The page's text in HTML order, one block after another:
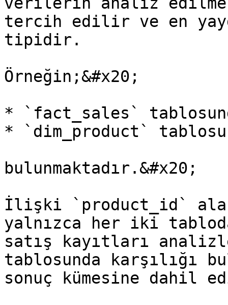
tercih edilir ve en
tipidir.
Örneğin;&#x20;
* `fact_sales`
* `dim_product`
bulunmaktadır.&#x20;
İlişki `product_id`
yalnızca her iki
satış kayıtları
tablosunda karşılığı
sonuç kümesine dahil